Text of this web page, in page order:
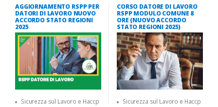
AGGIORNAMENTO RSPP PER
DATORI DI LAVORO NUOVO
ACCORDO STATO REGIONI
2025
Sicurezza sul Lavoro e Haccp
CORSO DATORE DI LAVORO
RSPP MODULO COMUNE 8
ORE (NUOVO ACCORDO
STATO REGIONI 2025)
Sicurezza sul Lavoro e Haccp